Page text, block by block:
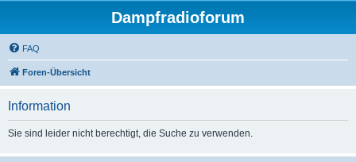
Dampfradioforum
FAQ
Foren-Übersicht
Information
Sie sind leider nicht berechtigt, die Suche zu verwenden.